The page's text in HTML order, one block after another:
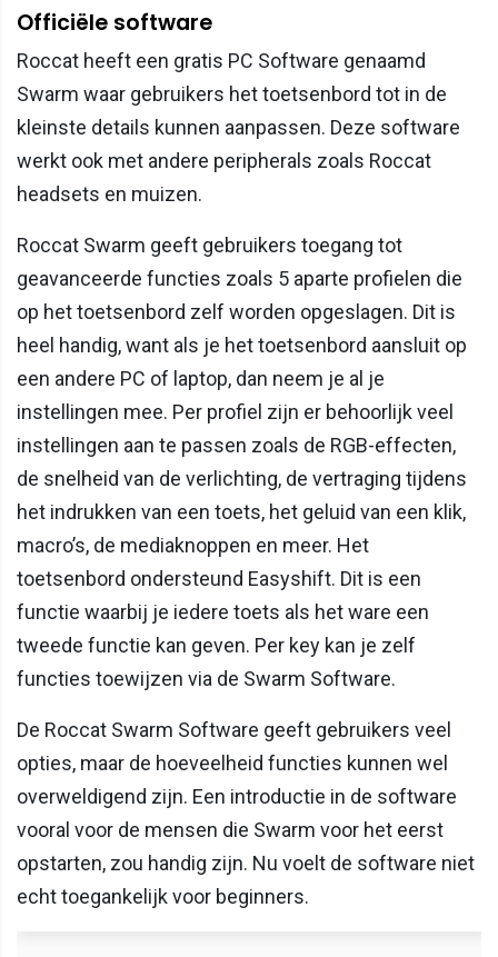
Officiële software
Roccat heeft een gratis PC Software genaamd
Swarm waar gebruikers het toetsenbord tot in de
kleinste details kunnen aanpassen. Deze software
werkt ook met andere peripherals zoals Roccat
headsets en muizen.
Roccat Swarm geeft gebruikers toegang tot
geavanceerde functies zoals 5 aparte profielen die
op het toetsenbord zelf worden opgeslagen. Dit is
heel handig, want als je het toetsenbord aansluit op
een andere PC of laptop, dan neem je al je
instellingen mee. Per profiel zijn er behoorlijk veel
instellingen aan te passen zoals de RGB-effecten,
de snelheid van de verlichting, de vertraging tijdens
het indrukken van een toets, het geluid van een klik,
macro’s, de mediaknoppen en meer. Het
toetsenbord ondersteund Easyshift. Dit is een
functie waarbij je iedere toets als het ware een
tweede functie kan geven. Per key kan je zelf
functies toewijzen via de Swarm Software.
De Roccat Swarm Software geeft gebruikers veel
opties, maar de hoeveelheid functies kunnen wel
overweldigend zijn. Een introductie in de software
vooral voor de mensen die Swarm voor het eerst
opstarten, zou handig zijn. Nu voelt de software niet
echt toegankelijk voor beginners.